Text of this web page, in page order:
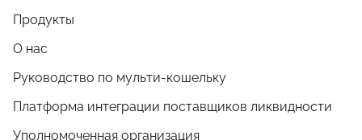
Продукты
О нас
Руководство по мульти-кошельку
Платформа интеграции поставщиков ликвидности
Уполномоченная организация